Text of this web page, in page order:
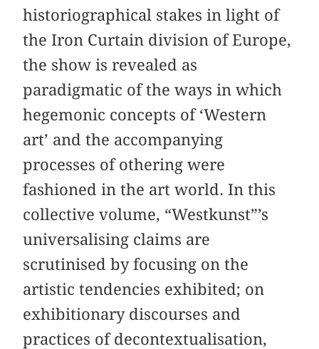
historiographical stakes in light of
the Iron Curtain division of Europe,
the show is revealed as
paradigmatic of the ways in which
hegemonic concepts of ‘Western
art’ and the accompanying
processes of othering were
fashioned in the art world. In this
collective volume, “Westkunst”’s
universalising claims are
scrutinised by focusing on the
artistic tendencies exhibited; on
exhibitionary discourses and
practices of decontextualisation,